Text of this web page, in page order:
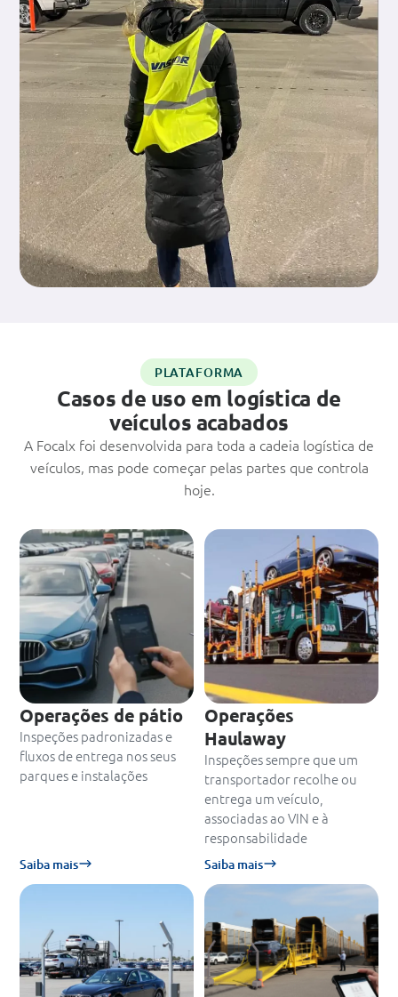
PLATAFORMA
Casos de uso em logística de
veículos acabados
A Focalx foi desenvolvida para toda a cadeia logística de
veículos, mas pode começar pelas partes que controla
hoje.
Operações de pátio
Inspeções padronizadas e
fluxos de entrega nos seus
parques e instalações
Saiba mais
Operações
Haulaway
Inspeções sempre que um
transportador recolhe ou
entrega um veículo,
associadas ao VIN e à
responsabilidade
Saiba mais